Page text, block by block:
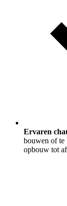
Ervaren
bouwen of te
opbouw tot